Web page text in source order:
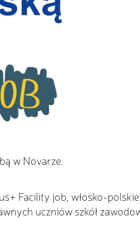
w Novarze.
Facility job, włosko-
uczniów szkół